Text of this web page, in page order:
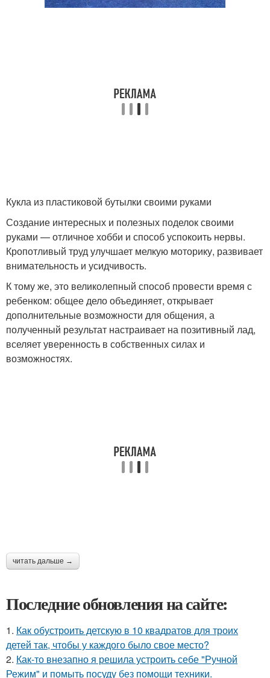
Кукла из пластиковой бутылки своими руками
Создание интересных и полезных поделок своими
руками — отличное хобби и способ успокоить нервы.
Кропотливый труд улучшает мелкую моторику, развивает
внимательность и усидчивость.
К тому же, это великолепный способ провести время с
ребенком: общее дело объединяет, открывает
дополнительные возможности для общения, а
полученный результат настраивает на позитивный лад,
вселяет уверенность в собственных силах и
возможностях.
читать дальше →
Последние обновления на сайте:
1. Как обустроить детскую в 10 квадратов для троих
детей так, чтобы у каждого было свое место?
2. Как-то внезапно я решила устроить себе "Ручной
Режим" и помыть посуду без помощи техники.